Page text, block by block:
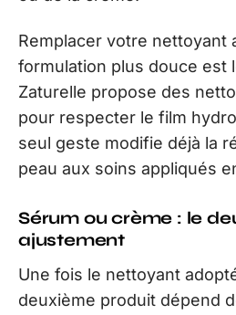
Remplacer votre nettoyant
formulation plus douce est
Zaturelle propose des
pour respecter le film
seul geste modifie déjà la
peau aux soins appliqués
Sérum ou crème : le
ajustement
Une fois le nettoyant
deuxième produit dépend